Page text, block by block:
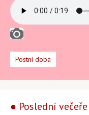
Postní doba
● Poslední